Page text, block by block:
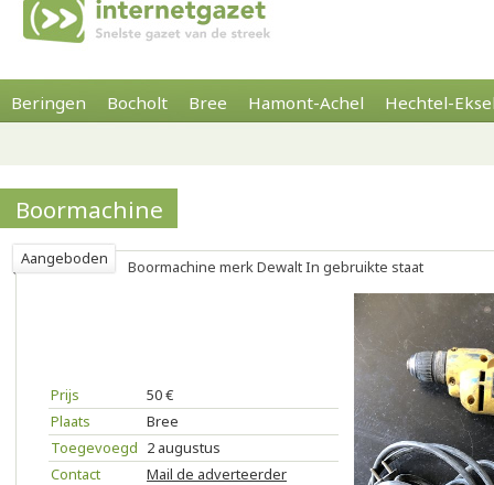
Beringen Bocholt Bree Hamont-Achel Hechtel-
Boormachine
Aangeboden Boormachine merk Dewalt In gebruikte staat
Prijs
50 €
Plaats
Bree
Toegevoegd 2 augustus
Contact
Mail de adverteerder